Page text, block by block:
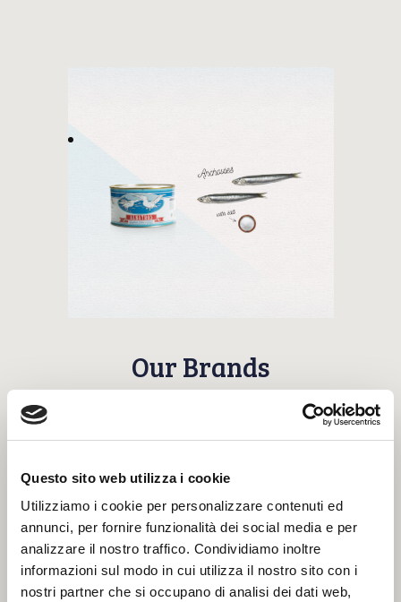
Questo sito web utilizza i cookie
Utilizziamo i cookie per personalizzare contenuti ed
annunci, per fornire funzionalità dei social media e per
analizzare il nostro traffico. Condividiamo inoltre
informazioni sul modo in cui utilizza il nostro sito con i
nostri partner che si occupano di analisi dei dati web,
Our Brands
Acantilado
Fish excellences from traditional sea
places
Ghezzi